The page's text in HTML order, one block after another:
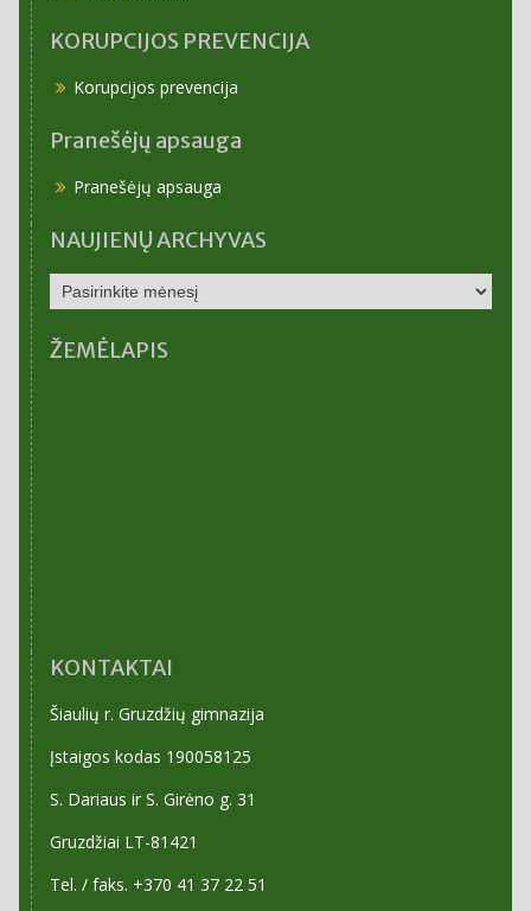
KORUPCIJOS PREVENCIJA
Korupcijos prevencija
Pranešėjų apsauga
Pranešėjų apsauga
NAUJIENŲ ARCHYVAS
NAUJIENŲ
ARCHYVAS
ŽEMĖLAPIS
KONTAKTAI
Šiaulių r. Gruzdžių gimnazija
Įstaigos kodas 190058125
S. Dariaus ir S. Girėno g. 31
Gruzdžiai LT-81421
Tel. / faks. +370 41 37 22 51